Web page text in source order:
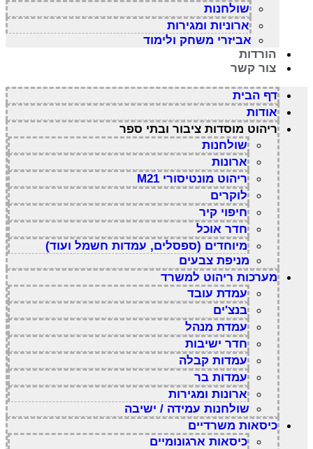
שולחנות
ארוניות ומגירות
אביזרי משחק ולימוד
הורדות
צור קשר
דף הבית
אודות
ריהוט מוסדות ציבור ובתי ספר
שולחנות
ארונות
ריהוט מונטיסורי M21
לוקרים
חיפוי קיר
חדר אוכל
מיוחדים (ספסלים, עמדות חשמל ועוד)
מניפת צבעים
מערכות ריהוט למשרד
עמדת עובד
בנצ'ים
עמדת מנהל
חדר ישיבות
עמדות קבלה
עמדות בר
ארונות ומגירות
שולחנות עמידה / ישיבה
כיסאות משרדיים
כיסאות ארגונומיים